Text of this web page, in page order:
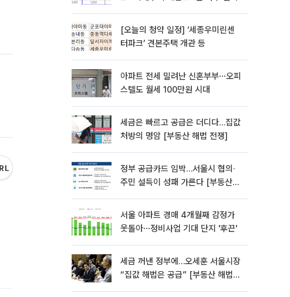
[오늘의 청약 일정] ‘세종우미린센
터파크’ 견본주택 개관 등
아파트 전세 밀려난 신혼부부⋯오피
스텔도 월세 100만원 시대
세금은 빠르고 공급은 더디다…집값
처방의 명암 [부동산 해법 전쟁]
정부 공급카드 임박…서울시 협의·
주민 설득이 성패 가른다 [부동산
서울 아파트 경매 4개월째 감정가
웃돌아⋯정비사업 기대 단지 '후끈'
세금 꺼낸 정부에…오세훈 서울시장
“집값 해법은 공급” [부동산 해법